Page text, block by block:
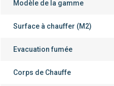
Modèle de la gamme
Surface à chauffer (M2)
Evacuation fumée
Corps de Chauffe